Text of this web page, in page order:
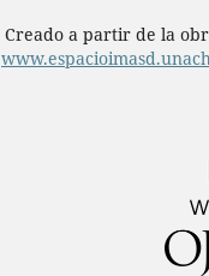
Creado a partir de la